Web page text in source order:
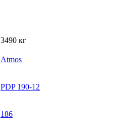
3490 кг
Atmos
PDP 190-12
186